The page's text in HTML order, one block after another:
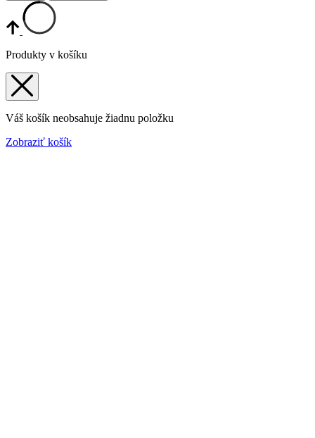
Produkty v košíku
Váš košík neobsahuje žiadnu položku
Zobraziť košík